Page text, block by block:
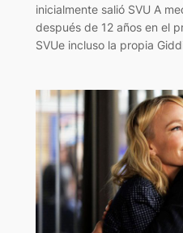
inicialmente salió SVU A
después de 12 años en el
SVUe incluso la propia